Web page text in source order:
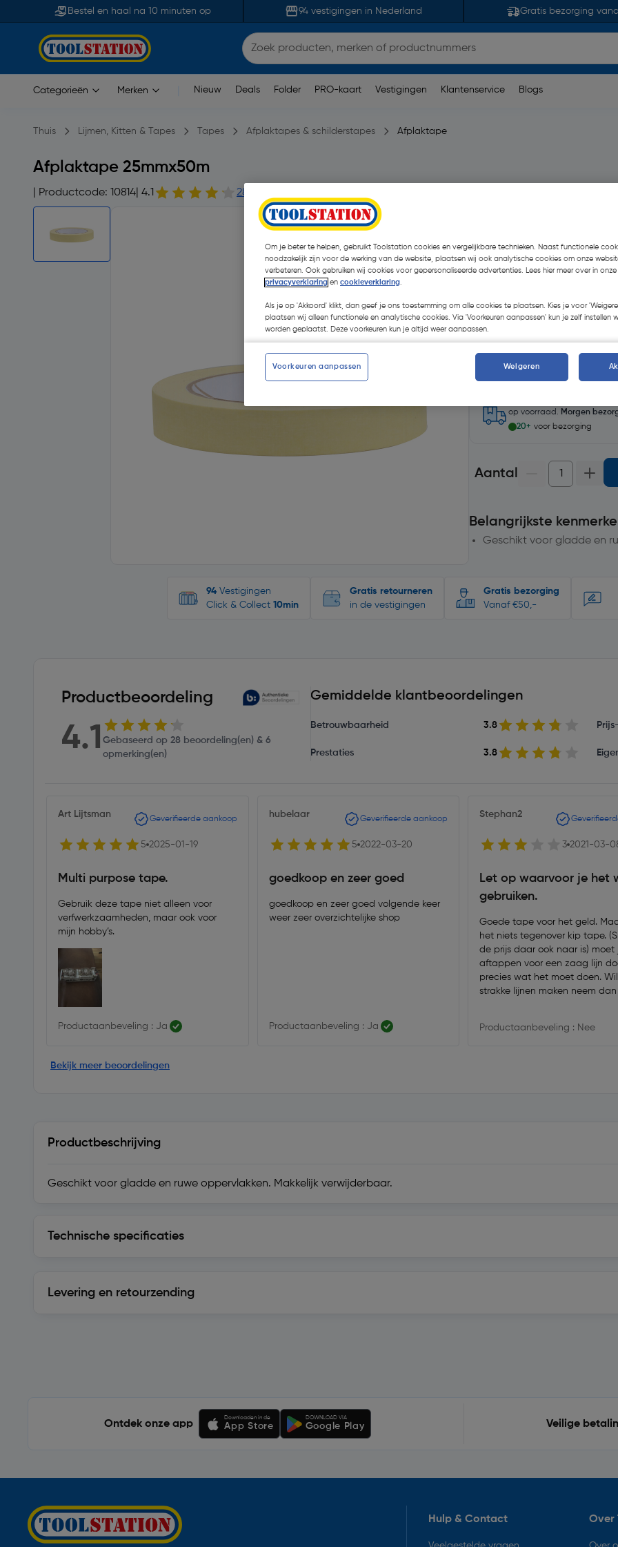
Bestel en haal na 10 minuten op 94 vestigingen in Nederland Gratis bezorging
Categorieën Merken Nieuw Deals Folder PRO-kaart Vestigingen Klantenservice Blogs
Thuis Lijmen, Kitten & Tapes Tapes Afplaktapes & schilderstapes Afplaktape
Afplaktape 25mmx50m
| Productcode: 10814 | 4.1 28 opmerking(en)
Kies productvariant(3)
Selecteer winkel - Bekijk
Selecteer vestiging
op voorraad. Morgen
20+ voor bezorging
Aantal
Belangrijkste
Geschikt voor gladde en
94 Vestigingen
Click & Collect 10min
Gratis retourneren
in de vestigingen
Gratis bezorging
Vanaf €50,-
Productbeoordeling
4.1 Gebaseerd op 28 beoordeling(en) & 6
opmerking(en)
Gemiddelde klantbeoordelingen
Betrouwbaarheid 3.8
Prestaties 3.8
Art Lijtsman Geverifieerde aankoop
5 2025-01-19
Multi purpose tape.
Gebruik deze tape niet alleen voor
verfwerkzaamheden, maar ook voor
mijn hobby’s.
Productaanbeveling : Ja
hubelaar Geverifieerde aankoop
5 2022-03-20
goedkoop en zeer goed
goedkoop en zeer goed volgende keer
weer zeer overzichtelijke shop
Productaanbeveling : Ja
Stephan2
3 2021-03-
Let op waarvoor je het
gebruiken.
Goede tape voor het geld.
het niets tegenover kip tape.
de prijs daar ook naar is) moet
aftappen voor een zaag lijn
precies wat het moet doen.
strakke lijnen maken neem
Productaanbeveling : Nee
Bekijk meer beoordelingen
Productbeschrijving
Geschikt voor gladde en ruwe oppervlakken. Makkelijk verwijderbaar.
Technische specificaties
Levering en retourzending
Ontdek onze app
Downloaden in de
App Store
DOWNLOAD VIA
Google Play Veilige
Hulp & Contact Over
Om je beter te helpen, gebruikt Toolstation cookies en vergelijkbare technieken. Naast functionele
noodzakelijk zijn voor de werking van de website, plaatsen wij ook analytische cookies om onze
verbeteren. Ook gebruiken wij cookies voor gepersonaliseerde advertenties. Lees hier meer over in onze
privacyverklaring en cookieverklaring.
Als je op 'Akkoord' klikt, dan geef je ons toestemming om alle cookies te plaatsen. Kies je voor
plaatsen wij alleen functionele en analytische cookies. Via 'Voorkeuren aanpassen' kun je zelf instellen
worden geplaatst. Deze voorkeuren kun je altijd weer aanpassen.
Voorkeuren aanpassen Weigeren